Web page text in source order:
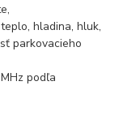
hladina, hluk,
parkovacieho
podľa